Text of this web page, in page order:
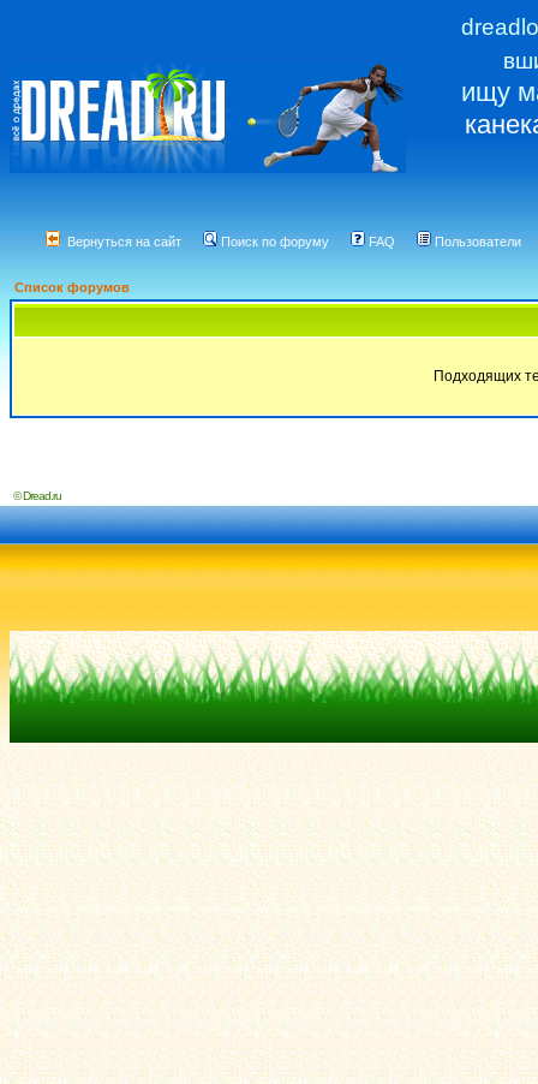
ищу
Вернуться на сайт Поиск по форуму FAQ Пользователи
Список форумов
Подходящих
© Dread.ru